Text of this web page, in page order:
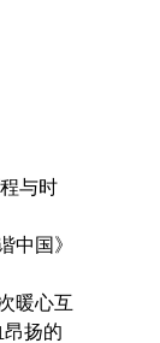
与时
中国》
暖心互
扬的